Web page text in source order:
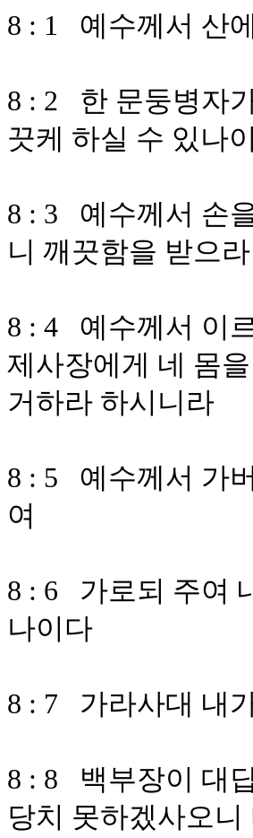
8 : 1 예수께서 산
8 : 2 한 문둥병자
끗케 하실 수 있나
8 : 3 예수께서 손
니 깨끗함을 받으
8 : 4 예수께서 이
제사장에게 네 몸
거하라 하시니라
8 : 5 예수께서 가
여
8 : 6 가로되 주여
나이다
8 : 7 가라사대 내
8 : 8 백부장이 대
당치 못하겠사오